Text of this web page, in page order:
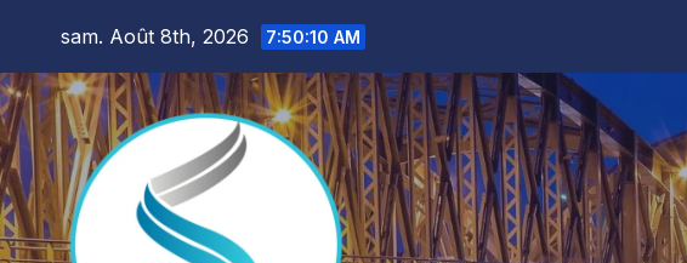
content
sam. Août 8th, 2026 7:50:12 AM